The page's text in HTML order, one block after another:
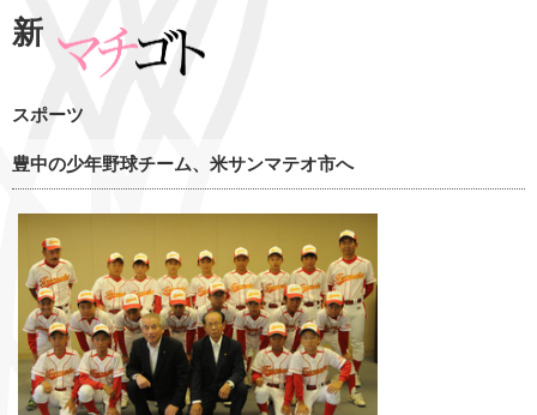
新
スポーツ
豊中の少年野球チーム、米サンマテオ市へ